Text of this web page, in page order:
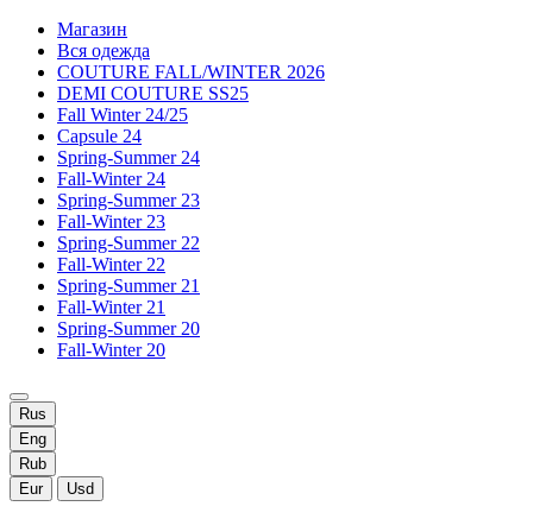
Магазин
Вся одежда
COUTURE FALL/WINTER 2026
DEMI COUTURE SS25
Fall Winter 24/25
Capsule 24
Spring-Summer 24
Fall-Winter 24
Spring-Summer 23
Fall-Winter 23
Spring-Summer 22
Fall-Winter 22
Spring-Summer 21
Fall-Winter 21
Spring-Summer 20
Fall-Winter 20
Rus
Eng
Rub
Eur
Usd